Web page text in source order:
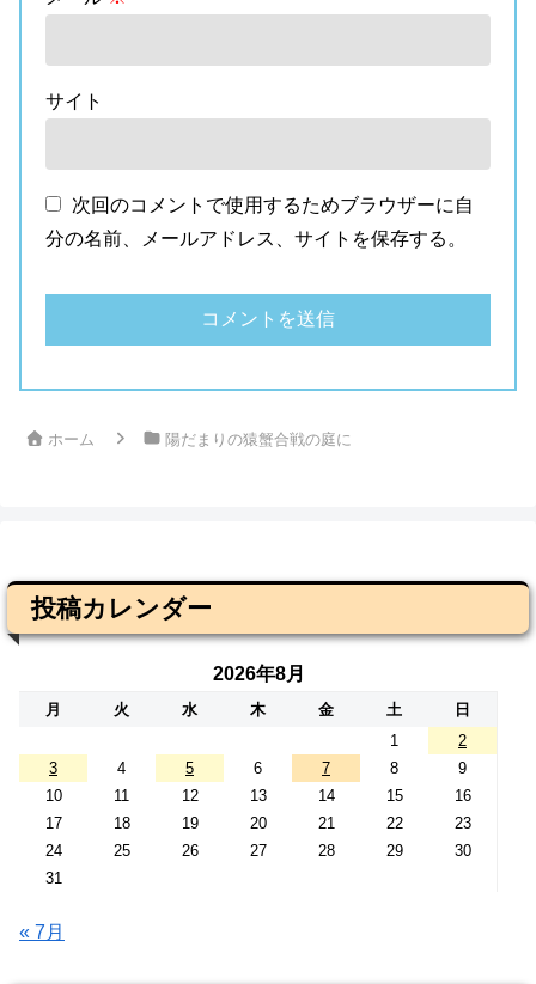
サイト
次回のコメントで使用するためブラウザーに自
分の名前、メールアドレス、サイトを保存する。
ホーム 陽だまりの猿蟹合戦の庭に
投稿カレンダー
2026年8月
月 火 水 木 金 土
日
1
2
3
4 5 6 7 8
9
10
11 12 13 14 15
16
17
18 19 20 21 22
23
24
25 26 27 28 29
30
31
« 7月